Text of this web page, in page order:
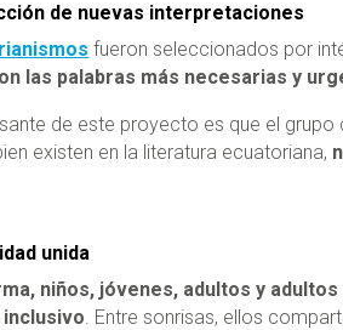
de nuevas interpretaciones
fueron seleccionados por
las palabras más necesarias y
de este proyecto es que el
existen en la literatura ecuatoriana,
unida
niños, jóvenes, adultos y
. Entre sonrisas, ellos